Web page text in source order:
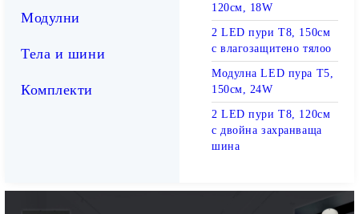
Модулни
Тела и шини
Комплекти
120см, 18W
2 LED пури T8, 150см
с влагозащитено тялоо
Модулна LED пура T5,
150см, 24W
2 LED пури T8, 120см
с двойна захранваща
шина